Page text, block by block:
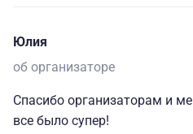
Юлия
об организаторе
Спасибо организаторам и
все было супер!